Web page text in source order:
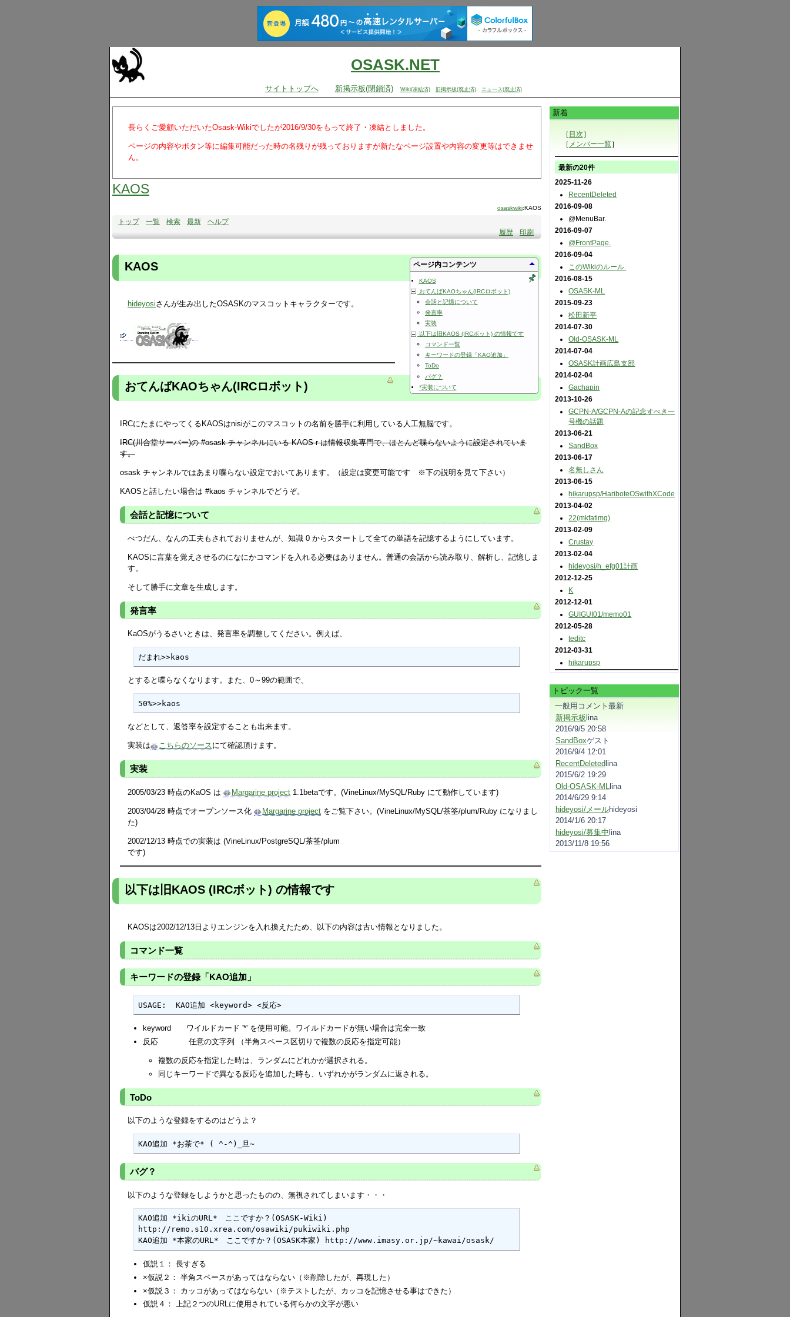
OSASK.NET
サイトトップへ 新掲示板(閉鎖済) Wiki(凍結済) 旧掲示板(廃止済) ニュース(廃止済)
長らくご愛顧いただいたOsask-Wikiでしたが2016/9/30をもって終了・凍結としました。
ページの内容やボタン等に編集可能だった時の名残りが残っておりますが新たなページ設置や内容の変更等はできませ
ん。
KAOS
osaskwiki:KAOS
トップ 一覧 検索 最新
ヘルプ
履歴
印刷
ページ内コンテンツ
KAOS
おてんばKAOちゃん(IRCロボット)
会話と記憶について
発言率
実装
以下は旧KAOS (IRCボット) の情報です
コマンド一覧
キーワードの登録「KAO追加」
ToDo
バグ？
*実装について
KAOS
hideyosiさんが生み出したOSASKのマスコットキャラクターです。
おてんばKAOちゃん(IRCロボット)
IRCにたまにやってくるKAOSはnisiがこのマスコットの名前を勝手に利用している人工無脳です。
IRC(川合堂サーバー)の #osask チャンネルにいる KAOS-r は情報収集専門で、ほとんど喋らないように設定されていま
す。
osask チャンネルではあまり喋らない設定でおいてあります。（設定は変更可能です ※下の説明を見て下さい）
KAOSと話したい場合は #kaos チャンネルでどうぞ。
会話と記憶について
べつだん、なんの工夫もされておりませんが、知識 0 からスタートして全ての単語を記憶するようにしています。
KAOSに言葉を覚えさせるのになにかコマンドを入れる必要はありません。普通の会話から読み取り、解析し、記憶しま
す。
そして勝手に文章を生成します。
発言率
KaOSがうるさいときは、発言率を調整してください。例えば、
だまれ>>kaos
とすると喋らなくなります。また、0～99の範囲で、
50%>>kaos
などとして、返答率を設定することも出来ます。
実装は こちらのソースにて確認頂けます。
実装
2005/03/23 時点のKaOS は Margarine project 1.1betaです。(VineLinux/MySQL/Ruby にて動作しています)
2003/04/28 時点でオープンソース化 Margarine project をご覧下さい。(VineLinux/MySQL/茶筌/plum/Ruby になりまし
た)
2002/12/13 時点での実装は (VineLinux/PostgreSQL/茶筌/plum
です)
以下は旧KAOS (IRCボット) の情報です
KAOSは2002/12/13日よりエンジンを入れ換えたため、以下の内容は古い情報となりました。
コマンド一覧
キーワードの登録「KAO追加」
USAGE:  KAO追加 <keyword> <反応>
keyword ワイルドカード '*' を使用可能。ワイルドカードが無い場合は完全一致
反応 任意の文字列 （半角スペース区切りで複数の反応を指定可能）
複数の反応を指定した時は、ランダムにどれかが選択される。
同じキーワードで異なる反応を追加した時も、いずれかがランダムに返される。
ToDo
以下のような登録をするのはどうよ？
KAO追加 *お茶で* ( ^-^)_旦~
バグ？
以下のような登録をしようかと思ったものの、無視されてしまいます・・・
KAO追加 *ikiのURL*　ここですか？(OSASK-Wiki)
http://remo.s10.xrea.com/osawiki/pukiwiki.php
KAO追加 *本家のURL*　ここですか？(OSASK本家) http://www.imasy.or.jp/~kawai/osask/
仮説１： 長すぎる
×仮説２： 半角スペースがあってはならない（※削除したが、再現した）
×仮説３： カッコがあってはならない（※テストしたが、カッコを記憶させる事はできた）
仮説４： 上記２つのURLに使用されている何らかの文字が悪い
新着
［ 目次 ］
［ メンバー一覧］
最新の20件
2025-11-26
RecentDeleted
2016-09-08
@MenuBar.
2016-09-07
@FrontPage.
2016-09-04
このWikiのルール.
2016-08-15
OSASK-ML
2015-09-23
松田新平
2014-07-30
Old-OSASK-ML
2014-07-04
OSASK計画広島支部
2014-02-04
Gachapin
2013-10-26
GCPN-A​/GCPN-Aの記念すべき一
号機の話題
2013-06-21
SandBox
2013-06-17
名無しさん
2013-06-15
hikarupsp​/HariboteOSwithXCode
2013-04-02
22(mkfatimg)
2013-02-09
Crustay
2013-02-04
hideyosi​/h_efg01計画
2012-12-25
K
2012-12-01
GUIGUI01​/memo01
2012-05-28
teditc
2012-03-31
hikarupsp
トピック一覧
一般用コメント最新
新掲示板 lina
2016/9/5 20:58
SandBoxゲスト
2016/9/4 12:01
RecentDeleted lina
2015/6/2 19:29
Old-OSASK-ML lina
2014/6/29 9:14
hideyosi/メールhideyosi
2014/1/6 20:17
hideyosi/募集中 lina
2013/11/8 19:56